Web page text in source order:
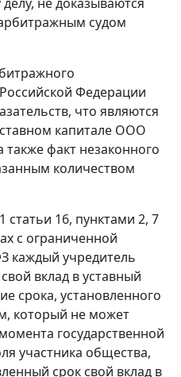
не доказываются
судом
Федерации
что являются
капитале ООО
факт незаконного
количеством
статьи 16, пунктами 2, 7
с ограниченной
каждый учредитель
вклад в уставный
срока, установленного
который не может
государственной
участника общества,
срок свой вклад в